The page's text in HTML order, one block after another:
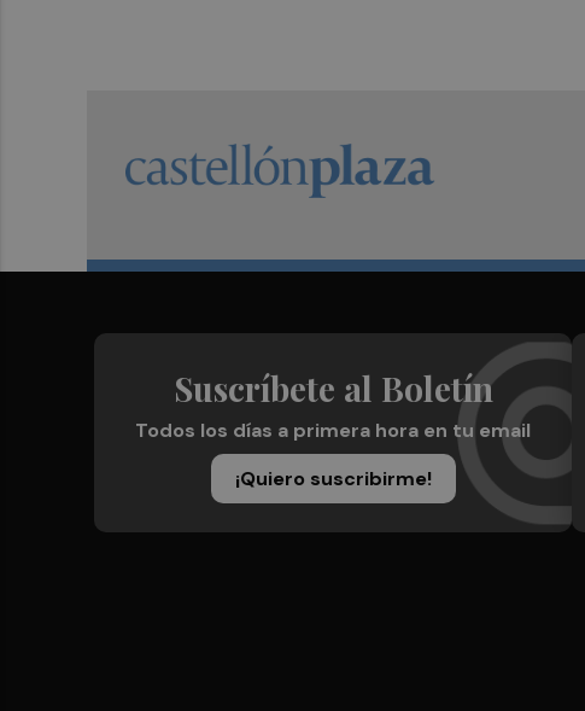
Suscríbete al Boletín
Todos los días a primera hora en tu email
¡Quiero suscribirme!